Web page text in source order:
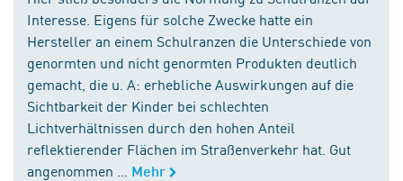
Interesse. Eigens für solche Zwecke hatte ein
Hersteller an einem Schulranzen die Unterschiede von
genormten und nicht genormten Produkten deutlich
gemacht, die u. A: erhebliche Auswirkungen auf die
Sichtbarkeit der Kinder bei schlechten
Lichtverhältnissen durch den hohen Anteil
reflektierender Flächen im Straßenverkehr hat. Gut
angenommen ...
Mehr